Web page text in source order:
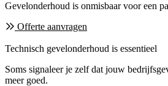
Gevelonderhoud is onmisbaar voor een
Offerte aanvragen
Technisch gevelonderhoud is essentieel
Soms signaleer je zelf dat jouw
meer goed.